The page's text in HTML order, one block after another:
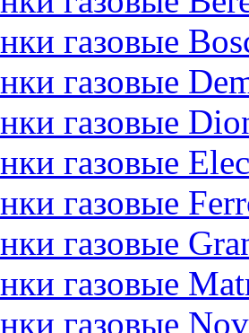
газовые
газовые
газовые
газовые
газовые
газовые
газовые
газовые